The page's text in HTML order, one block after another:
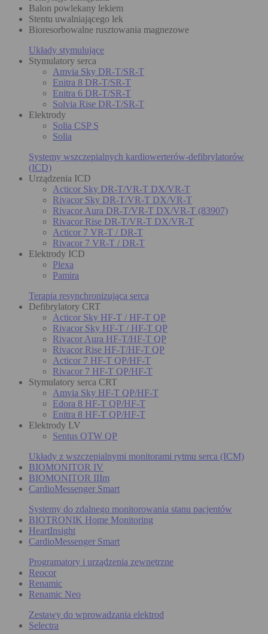
Balon powlekany lekiem
Stentu uwalniającego lek
Bioresorbowalne rusztowania magnezowe
Układy stymulujące
Stymulatory serca
Amvia Sky DR-T/SR-T
Enitra 8 DR-T/SR-T
Enitra 6 DR-T/SR-T
Solvia Rise DR-T/SR-T
Elektrody
Solia CSP S
Solia
Systemy wszczepialnych kardiowerterów-defibrylatorów
(ICD)
Urządzenia ICD
Acticor Sky DR-T/VR-T DX/VR-T
Rivacor Sky DR-T/VR-T DX/VR-T
Rivacor Aura DR-T/VR-T DX/VR-T (83907)
Rivacor Rise DR-T/VR-T DX/VR-T
Acticor 7 VR-T / DR-T
Rivacor 7 VR-T / DR-T
Elektrody ICD
Plexa
Pamira
Terapia resynchronizująca serca
Defibrylatory CRT
Acticor Sky HF-T / HF-T QP
Rivacor Sky HF-T / HF-T QP
Rivacor Aura HF-T/HF-T QP
Rivacor Rise HF-T/HF-T QP
Acticor 7 HF-T QP/HF-T
Rivacor 7 HF-T QP/HF-T
Stymulatory serca CRT
Amvia Sky HF-T QP/HF-T
Edora 8 HF-T QP/HF-T
Enitra 8 HF-T QP/HF-T
Elektrody LV
Sentus OTW QP
Układy z wszczepialnymi monitorami rytmu serca (ICM)
BIOMONITOR IV
BIOMONITOR IIIm
CardioMessenger Smart
Systemy do zdalnego monitorowania stanu pacjentów
BIOTRONIK Home Monitoring
HeartInsight
CardioMessenger Smart
Programatory i urządzenia zewnętrzne
Reocor
Renamic
Renamic Neo
Zestawy do wprowadzania elektrod
Selectra